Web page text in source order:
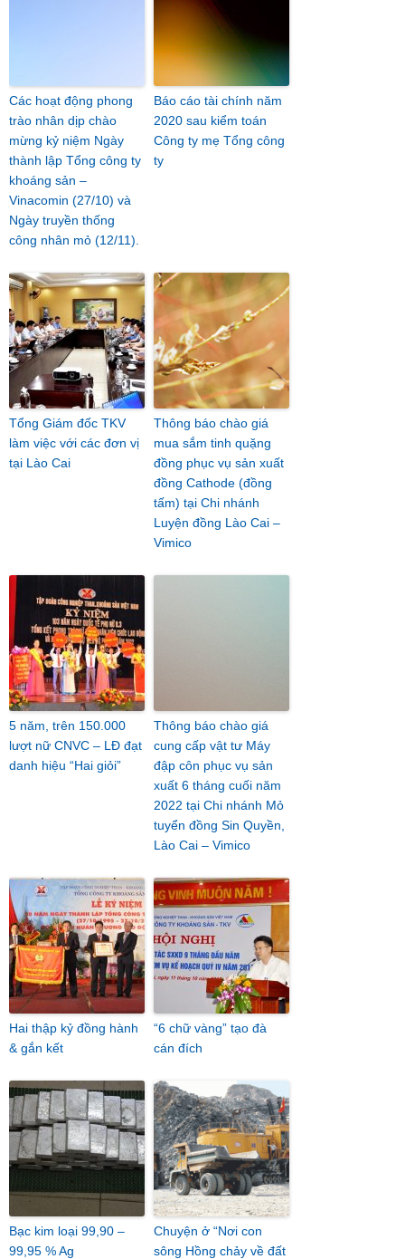
Các hoạt động phong
trào nhân dịp chào
mừng kỷ niệm Ngày
thành lập Tổng công ty
khoáng sản –
Vinacomin (27/10) và
Ngày truyền thống
công nhân mỏ (12/11).
Báo cáo tài chính năm
2020 sau kiểm toán
Công ty mẹ Tổng công
ty
Tổng Giám đốc TKV
làm việc với các đơn vị
tại Lào Cai
Thông báo chào giá
mua sắm tinh quặng
đồng phục vụ sản xuất
đồng Cathode (đồng
tấm) tại Chi nhánh
Luyện đồng Lào Cai –
Vimico
5 năm, trên 150.000
lượt nữ CNVC – LĐ đạt
danh hiệu “Hai giỏi”
Thông báo chào giá
cung cấp vật tư Máy
đập côn phục vụ sản
xuất 6 tháng cuối năm
2022 tại Chi nhánh Mỏ
tuyển đồng Sin Quyền,
Lào Cai – Vimico
Hai thập kỷ đồng hành
& gắn kết
“6 chữ vàng” tạo đà
cán đích
Bạc kim loại 99,90 –
99,95 % Ag
Chuyện ở “Nơi con
sông Hồng chảy về đất